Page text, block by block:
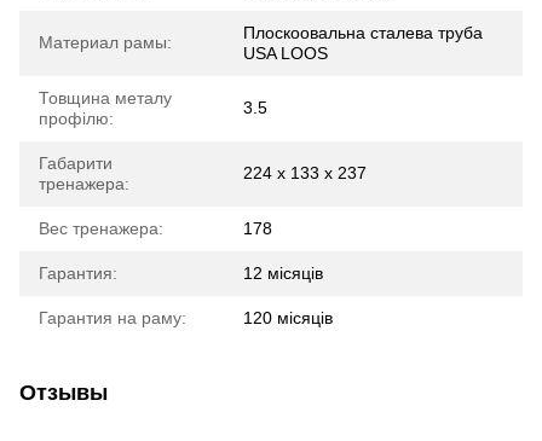
Материал рамы:
Плоскоовальна сталева труба
USA LOOS
Товщина металу
профілю:
3.5
Габарити
тренажера:
224 х 133 х 237
Вес тренажера: 178
Гарантия: 12 місяців
Гарантия на раму: 120 місяців
Отзывы